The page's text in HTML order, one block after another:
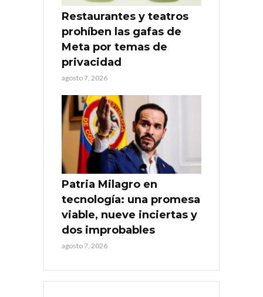
Restaurantes y teatros
prohíben las gafas de
Meta por temas de
privacidad
agosto 7, 2026
Patria Milagro en
tecnología: una promesa
viable, nueve inciertas y
dos improbables
agosto 7, 2026